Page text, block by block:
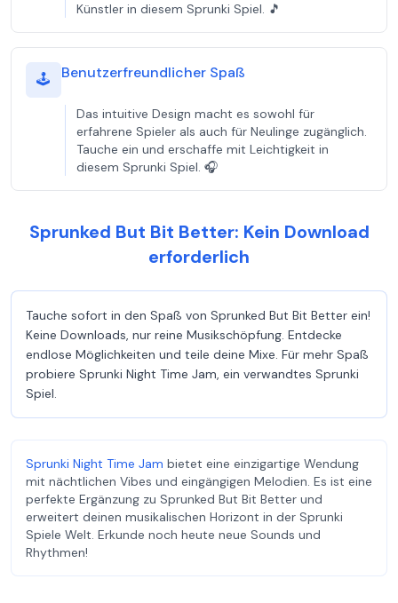
Künstler in diesem Sprunki Spiel. 🎵
🕹️ Benutzerfreundlicher Spaß
Das intuitive Design macht es sowohl für
erfahrene Spieler als auch für Neulinge zugänglich.
Tauche ein und erschaffe mit Leichtigkeit in
diesem Sprunki Spiel. 🎧
Sprunked But Bit Better: Kein Download
erforderlich
Tauche sofort in den Spaß von Sprunked But Bit Better ein!
Keine Downloads, nur reine Musikschöpfung. Entdecke
endlose Möglichkeiten und teile deine Mixe. Für mehr Spaß
probiere Sprunki Night Time Jam, ein verwandtes Sprunki
Spiel.
Sprunki Night Time Jam bietet eine einzigartige Wendung
mit nächtlichen Vibes und eingängigen Melodien. Es ist eine
perfekte Ergänzung zu Sprunked But Bit Better und
erweitert deinen musikalischen Horizont in der Sprunki
Spiele Welt. Erkunde noch heute neue Sounds und
Rhythmen!